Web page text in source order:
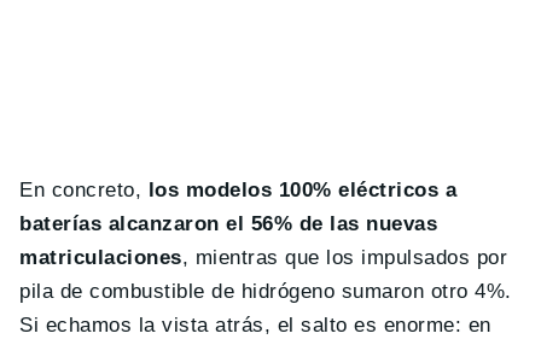
En concreto, los modelos 100% eléctricos a
baterías alcanzaron el 56% de las nuevas
matriculaciones, mientras que los impulsados por
pila de combustible de hidrógeno sumaron otro 4%.
Si echamos la vista atrás, el salto es enorme: en